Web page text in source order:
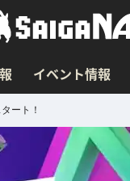
イベント情報
ート！